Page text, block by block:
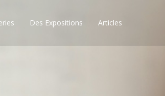
Des Expositions Articles